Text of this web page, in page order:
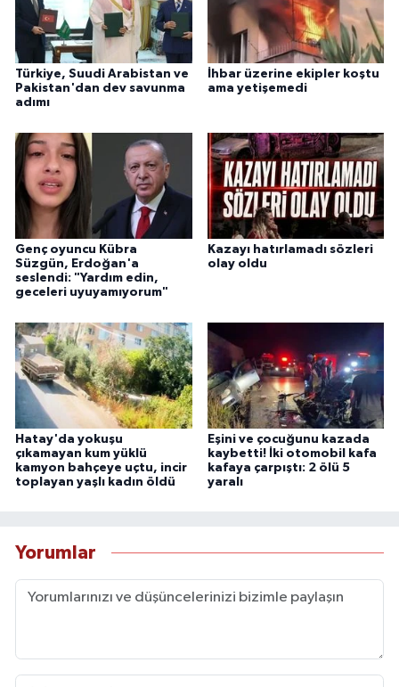
Türkiye, Suudi Arabistan ve
Pakistan'dan dev savunma
adımı
İhbar üzerine ekipler koştu
ama yetişemedi
Genç oyuncu Kübra
Süzgün, Erdoğan'a
seslendi: "Yardım edin,
geceleri uyuyamıyorum"
Kazayı hatırlamadı sözleri
olay oldu
Hatay'da yokuşu
çıkamayan kum yüklü
kamyon bahçeye uçtu, incir
toplayan yaşlı kadın öldü
Eşini ve çocuğunu kazada
kaybetti! İki otomobil kafa
kafaya çarpıştı: 2 ölü 5
yaralı
Yorumlar